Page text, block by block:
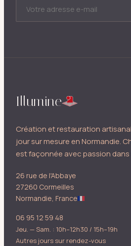
Illumine
Création et restauration
jour sur mesure en Normandie.
est façonnée avec passion dans
26 rue de l'Abbaye
27260 Cormeilles
Normandie, France
06 95 12 59 48
Jeu. — Sam. : 10h–12h30 / 15h–19h
Autres jours sur rendez-vous